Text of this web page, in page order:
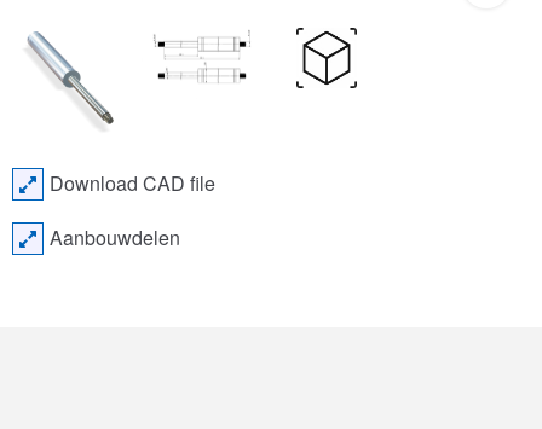
Download CAD file
Aanbouwdelen